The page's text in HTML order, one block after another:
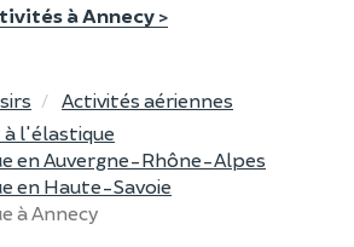
à Annecy >
Activités aériennes
à l'élastique
en Auvergne-Rhône-Alpes
en Haute-Savoie
à Annecy